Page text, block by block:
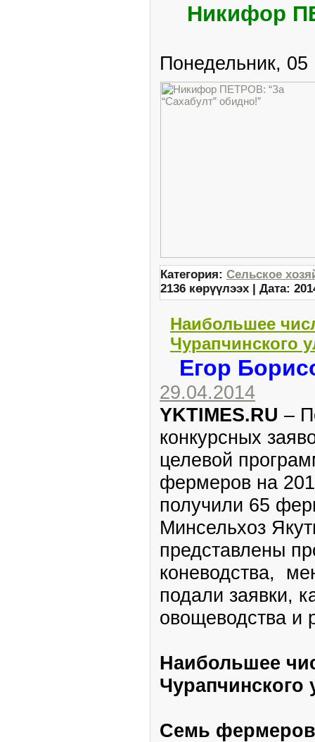
Никифор
Понедельник,
Категория: Сельское
2136 көрүүлээх | Дата:
Наибольшее
Чурапчинского
Егор
29.04.2014
YKTIMES.RU –
конкурсных
целевой
фермеров на
получили 65
Минсельхоз
представлены
коневодства,
подали заявки,
овощеводства и
Наибольшее
Чурапчинского
Семь фермеров